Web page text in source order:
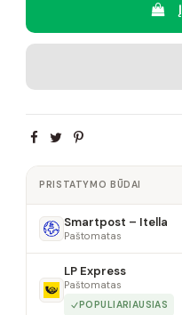
PRISTATYMO BŪDAI
Smartpost – Itella
Paštomatas
LP Express
Paštomatas
POPULIARIAUSIAS